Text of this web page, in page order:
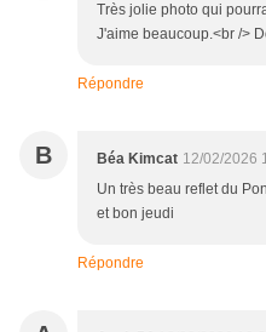
Très jolie photo qui
J'aime beaucoup.<br />
Répondre
B Béa Kimcat 12/02/2026
Un très beau reflet du
et bon jeudi
Répondre